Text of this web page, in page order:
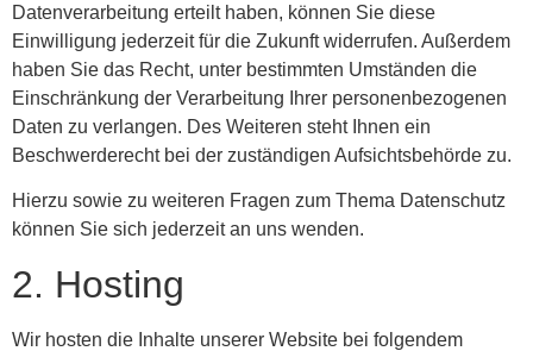
Datenverarbeitung erteilt haben, können Sie diese
Einwilligung jederzeit für die Zukunft widerrufen. Außerdem
haben Sie das Recht, unter bestimmten Umständen die
Einschränkung der Verarbeitung Ihrer personenbezogenen
Daten zu verlangen. Des Weiteren steht Ihnen ein
Beschwerderecht bei der zuständigen Aufsichtsbehörde zu.
Hierzu sowie zu weiteren Fragen zum Thema Datenschutz
können Sie sich jederzeit an uns wenden.
2. Hosting
Wir hosten die Inhalte unserer Website bei folgendem